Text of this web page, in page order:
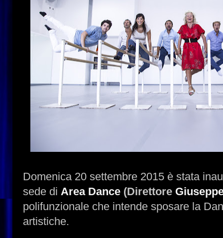
Domenica 20 settembre 2015 è stata
sede di Area Dance (Direttore
polifunzionale che intende sposare la
artistiche.